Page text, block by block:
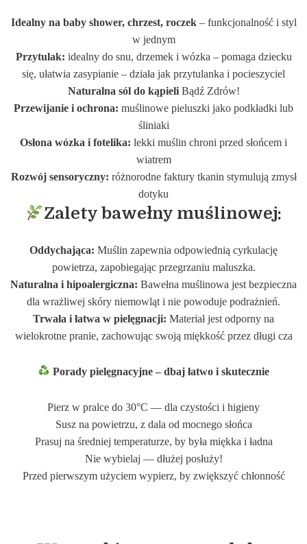
Idealny na baby shower, chrzest, roczek– funkcjonalność i styl
w jednym
Przytulak: idealny do snu, drzemek i wózka – pomaga dziecku
się, ułatwia zasypianie – działa jak przytulanka i pocieszyciel
Naturalna sól do kąpieliBądź Zdrów!
Przewijanie i ochrona: muślinowe pieluszki jako podkładki lub
śliniaki
Osłona wózka i fotelika: lekki muślin chroni przed słońcem i
wiatrem
Rozwój sensoryczny: różnorodne faktury tkanin stymulują zmysł
dotyku
Zalety bawełny muślinowej:
Oddychająca: Muślin zapewnia odpowiednią cyrkulację
powietrza, zapobiegając przegrzaniu maluszka.
Naturalna i hipoalergiczna: Bawełna muślinowa jest bezpieczna
dla wrażliwej skóry niemowląt i nie powoduje podrażnień.
Trwała i łatwa w pielęgnacji: Materiał jest odporny na
wielokrotne pranie, zachowując swoją miękkość przez długi cza
Porady pielęgnacyjne – dbaj łatwo i skutecznie
Pierz w pralce do 30°C — dla czystości i higieny
Susz na powietrzu, z dala od mocnego słońca
Prasuj na średniej temperaturze, by była miękka i ładna
Nie wybielaj — dłużej posłuży!
Przed pierwszym użyciem wypierz, by zwiększyć chłonność